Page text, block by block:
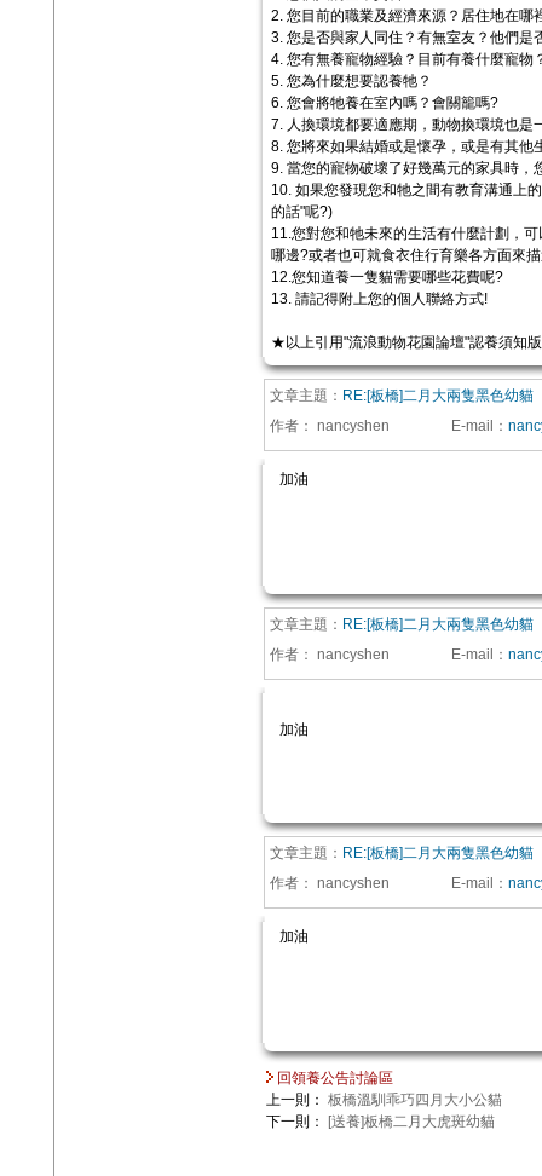
2. 您目前的職業及經濟來源？居住地在哪
3. 您是否與家人同住？有無室友？他們是
4. 您有無養寵物經驗？目前有養什麼寵物
5. 您為什麼想要認養牠？
6. 您會將牠養在室內嗎？會關籠嗎?
7. 人換環境都要適應期，動物換環境也
8. 您將來如果結婚或是懷孕，或是有其他
9. 當您的寵物破壞了好幾萬元的家具時，
10. 如果您發現您和牠之間有教育溝通上
的話"呢?)
11.您對您和牠未來的生活有什麼計劃，
哪邊?或者也可就食衣住行育樂各方面來
12.您知道養一隻貓需要哪些花費呢?
13. 請記得附上您的個人聯絡方式!
★以上引用"流浪動物花園論壇"認養須知
文章主題： RE:[板橋]二月大兩隻黑色幼貓
作者： nancyshen E-mail ：
加油
文章主題： RE:[板橋]二月大兩隻黑色幼貓
作者： nancyshen E-mail ：
加油
文章主題： RE:[板橋]二月大兩隻黑色幼貓
作者： nancyshen E-mail ：
加油
回領養公告討論區
上一則： 板橋溫馴乖巧四月大小公貓
下一則：
[送養]板橋二月大虎斑幼貓